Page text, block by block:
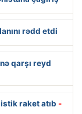
rədd etdi
qarşı reyd
raket atıb -